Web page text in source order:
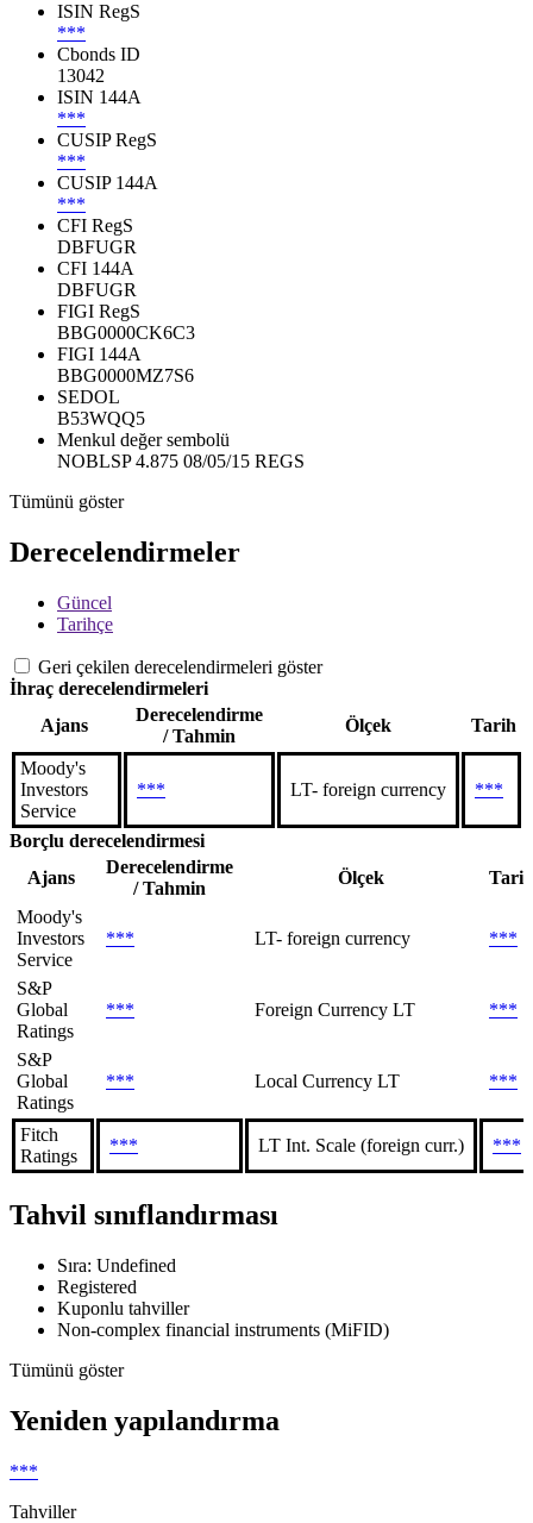
ISIN RegS
***
Cbonds ID
13042
ISIN 144A
***
CUSIP RegS
***
CUSIP 144A
***
CFI RegS
DBFUGR
CFI 144A
DBFUGR
FIGI RegS
BBG0000CK6C3
FIGI 144A
BBG0000MZ7S6
SEDOL
B53WQQ5
Menkul değer sembolü
NOBLSP 4.875 08/05/15 REGS
Tümünü göster
Derecelendirmeler
Güncel
Tarihçe
Geri çekilen derecelendirmeleri göster
İhraç derecelendirmeleri
Ajans
Derecelendirme
/ Tahmin
Ölçek Tarih
Moody's
Investors
Service
*** LT- foreign currency ***
Borçlu derecelendirmesi
Ajans
Derecelendirme
/ Tahmin
Ölçek
Tarih
Moody's
Investors
Service
*** LT- foreign currency ***
S&P
Global
Ratings
*** Foreign Currency LT ***
S&P
Global
Ratings
*** Local Currency LT ***
Fitch
Ratings
*** LT Int. Scale (foreign curr.) ***
Tahvil sınıflandırması
Sıra: Undefined
Registered
Kuponlu tahviller
Non-complex financial instruments (MiFID)
Tümünü göster
Yeniden yapılandırma
***
Tahviller